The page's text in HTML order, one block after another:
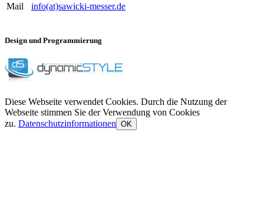
Mail info(at)sawicki-messer.de
Design und Programmierung
Diese Webseite verwendet Cookies. Durch die Nutzung der
Webseite stimmen Sie der Verwendung von Cookies
zu. Datenschutzinformationen OK